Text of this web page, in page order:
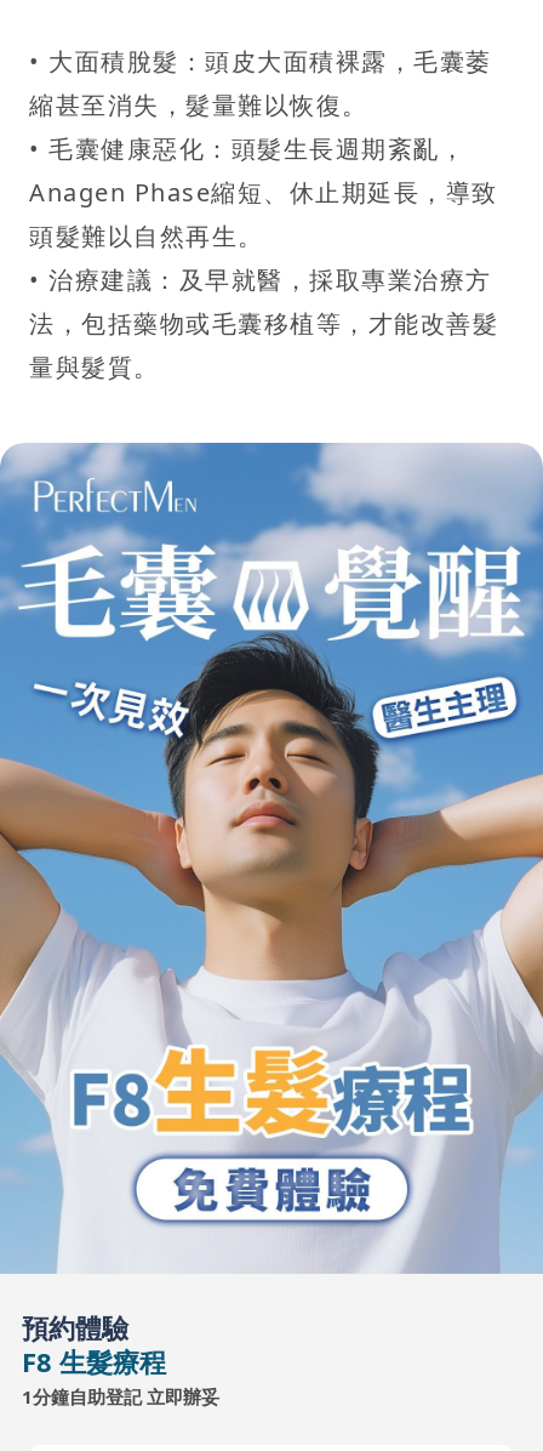
• 大面積脫髮：頭皮大面積裸露，毛囊萎
縮甚至消失，髮量難以恢復。
• 毛囊健康惡化：頭髮生長週期紊亂，
Anagen Phase縮短、休止期延長，導致
頭髮難以自然再生。
• 治療建議：及早就醫，採取專業治療方
法，包括藥物或毛囊移植等，才能改善髮
量與髮質。
預約體驗
F8 生髮療程
1分鐘自助登記 立即辦妥